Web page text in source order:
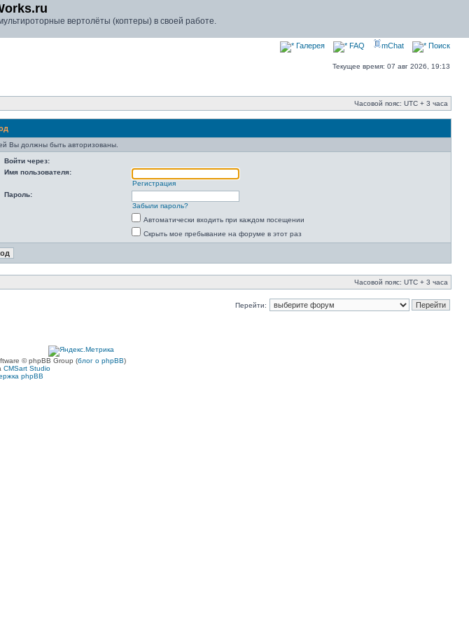
вертолёты (коптеры) в своей работе.
Галерея FAQ mChat Поиск
Текущее время: 07 авг 2026, 19:13
Часовой пояс: UTC + 3 часа
Вы должны быть авторизованы.
Войти через:
Имя пользователя:
Регистрация
Пароль:
Забыли пароль?
Автоматически входить при каждом посещении
Скрыть мое пребывание на форуме в этот раз
Часовой пояс: UTC + 3 часа
Перейти:
© phpBB Group (блог о phpBB)
CMSart Studio
phpBB